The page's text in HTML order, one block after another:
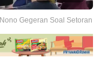
Gegeran Soal Setoran